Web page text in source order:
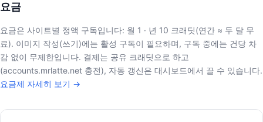
요금
요금은 사이트별 정액 구독입니다: 월 1 · 년 10 크래딧(연간 ≈ 두 달 무
료). 이미지 작성(쓰기)에는 활성 구독이 필요하며, 구독 중에는 건당 차
감 없이 무제한입니다. 결제는 공유 크래딧으로 하고
(accounts.mrlatte.net 충전), 자동 갱신은 대시보드에서 끌 수 있습니다.
요금제 자세히 보기 →